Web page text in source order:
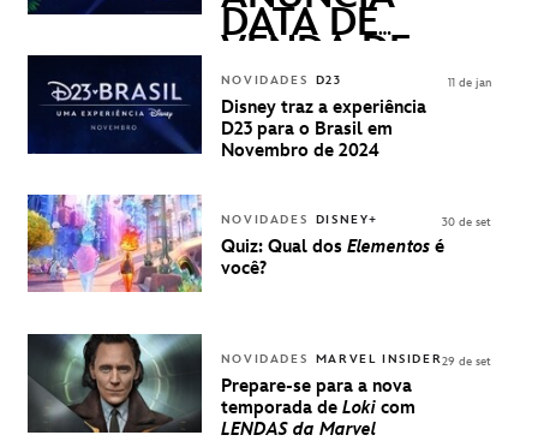
DATA DE
VENDA DE
INGRESSOS
PARA A D23
BRASIL -
UMA
DISNEY
NOVIDADES D23
Disney traz a experiência
D23 para o Brasil em
Novembro de 2024
11 de jan
NOVIDADES DISNEY+
Quiz: Qual dos Elementos é
você?
30 de set
NOVIDADES MARVEL INSIDER
Prepare-se para a nova
temporada de Loki com
LENDAS da Marvel
29 de set